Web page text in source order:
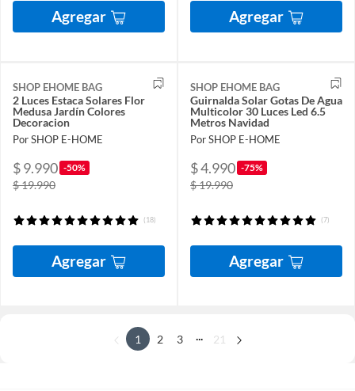
Agregar Agregar
SHOP EHOME BAG
2 Luces Estaca Solares Flor
Medusa Jardín Colores
Decoracion
Por SHOP E-HOME
$ 9.990 -50%
$ 19.990
(18)
Agregar
SHOP EHOME BAG
Guirnalda Solar Gotas De Agua
Multicolor 30 Luces Led 6.5
Metros Navidad
Por SHOP E-HOME
$ 4.990 -75%
$ 19.990
(7)
Agregar
1 2 3 ... 21